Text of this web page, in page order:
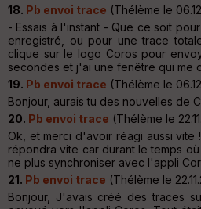
18. Pb envoi trace (Thélème le
- Essais à l'instant - Que ce soit
enregistré, ou pour une trace
clique sur le logo Coros pour
secondes et j'ai une fenêtre qui me
19. Pb envoi trace (Thélème le
Bonjour, aurais tu des nouvelles de
20. Pb envoi trace (Thélème le
Ok, et merci d'avoir réagi aussi
répondra vite car durant le temps
ne plus synchroniser avec l'appli
21. Pb envoi trace (Thélème le
Bonjour, J'avais créé des traces